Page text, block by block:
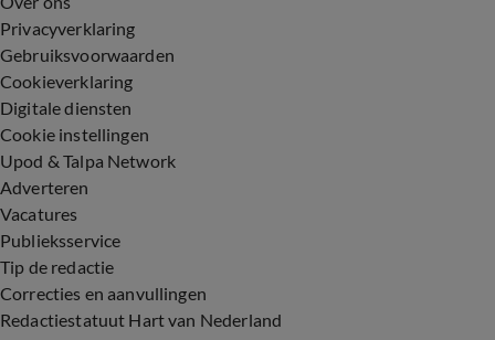
Privacyverklaring
Gebruiksvoorwaarden
Cookieverklaring
Digitale diensten
Cookie instellingen
Upod & Talpa Network
Adverteren
Vacatures
Publieksservice
Tip de redactie
Correcties en aanvullingen
Redactiestatuut Hart van Nederland